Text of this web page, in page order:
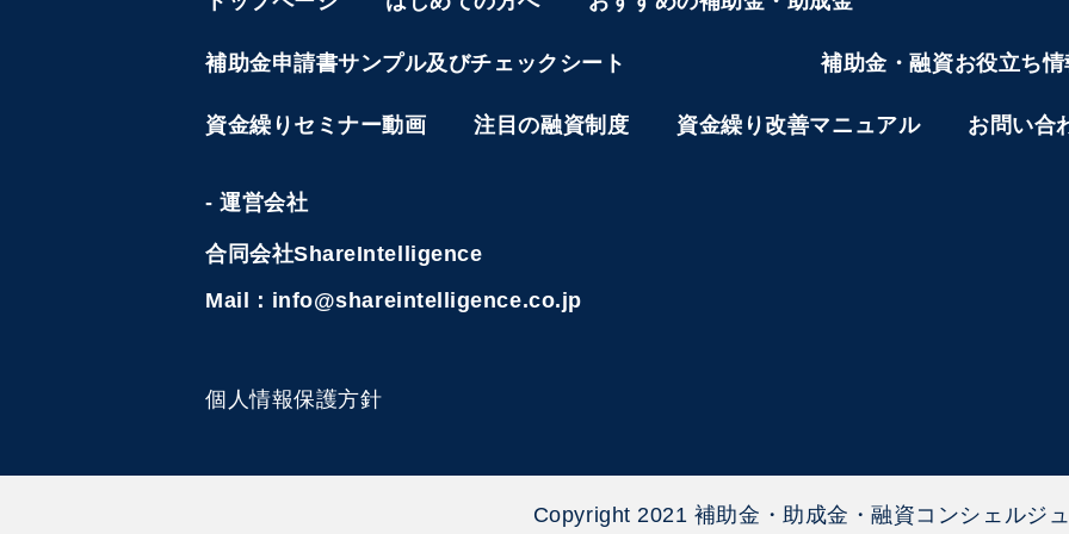
補助金申請書サンプル及びチェックシート 補助金・融資お役立ち情
資金繰りセミナー動画 注目の融資制度 資金繰り改善マニュアル お問い合
- 運営会社
合同会社ShareIntelligence
Mail：info@shareintelligence.co.jp
個人情報保護方針
Copyright 2021 補助金・助成金・融資コンシェルジュ